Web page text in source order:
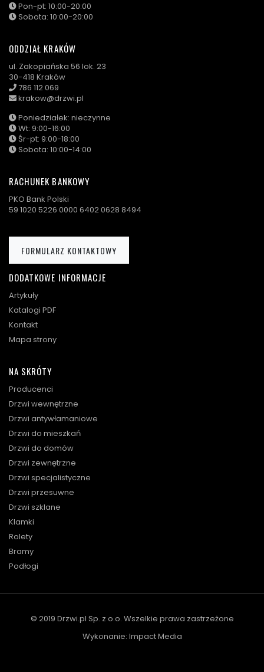
Pon-pt: 10:00-20:00
Sobota: 10:00-20:00
ODDZIAŁ KRAKÓW
ul. Zakopiańska 56 lok. 23
30-418 Kraków
786 112 069
krakow@drzwi.pl
Poniedziałek: nieczynne
Wt: 9:00-16:00
Śr-pt: 9:00-18:00
Sobota: 10:00-14:00
RACHUNEK BANKOWY
PKO Bank Polski
59 1020 5226 0000 6402 0628 8494
FORMULARZ KONTAKTOWY
DODATKOWE INFORMACJE
Artykuły
Katalogi PDF
Kontakt
Mapa strony
NA SKRÓTY
Producenci
Drzwi wewnętrzne
Drzwi antywłamaniowe
Drzwi do mieszkań
Drzwi do domów
Drzwi zewnętrzne
Drzwi specjalistyczne
Drzwi przesuwne
Drzwi szklane
Klamki
Rolety
Bramy
Podłogi
© 2019 Drzwi.pl Sp. z o.o. Wszelkie prawa zastrzeżone
Wykonanie: Impact Media